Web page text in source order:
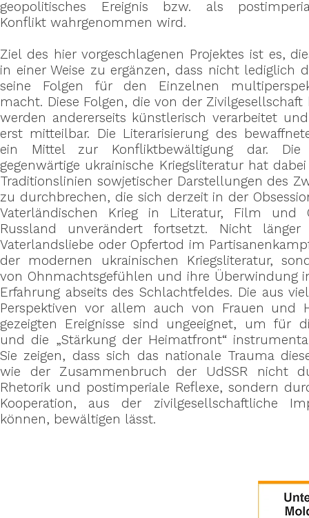
geopolitisches Ereignis bzw. als
Konflikt wahrgenommen wird.
Ziel des hier vorgeschlagenen Projektes ist es,
in einer Weise zu ergänzen, dass nicht lediglich
seine Folgen für den Einzelnen
macht. Diese Folgen, die von der
werden andererseits künstlerisch verarbeitet
erst mitteilbar. Die Literarisierung des
ein Mittel zur Konfliktbewältigung dar. Die
gegenwärtige ukrainische Kriegsliteratur hat
Traditionslinien sowjetischer Darstellungen des
zu durchbrechen, die sich derzeit in der
Vaterländischen Krieg in Literatur, Film und
Russland unverändert fortsetzt. Nicht
Vaterlandsliebe oder Opfertod im
der modernen ukrainischen Kriegsliteratur,
von Ohnmachtsgefühlen und ihre Überwindung
Erfahrung abseits des Schlachtfeldes. Die aus
Perspektiven vor allem auch von Frauen und
gezeigten Ereignisse sind ungeeignet, um für
und die „Stärkung der Heimatfront“
Sie zeigen, dass sich das nationale Trauma
wie der Zusammenbruch der UdSSR nicht
Rhetorik und postimperiale Reflexe, sondern
Kooperation, aus der zivilgesellschaftliche
können, bewältigen lässt.